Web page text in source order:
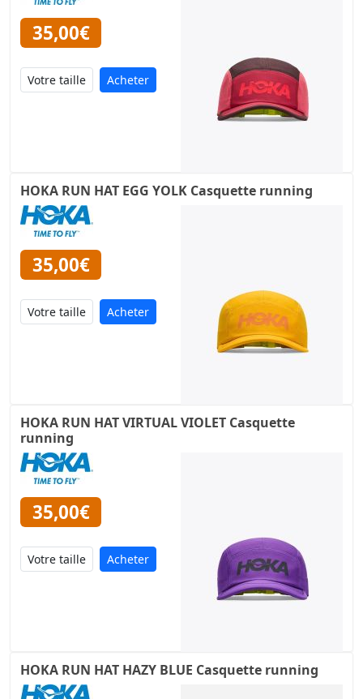
35,00€
Acheter
HOKA RUN HAT EGG YOLK Casquette running
35,00€
Acheter
HOKA RUN HAT VIRTUAL VIOLET Casquette
running
35,00€
Acheter
HOKA RUN HAT HAZY BLUE Casquette running